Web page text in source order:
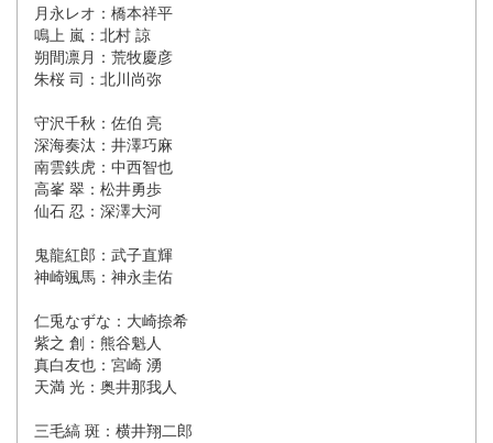
月永レオ：橋本祥平
鳴上 嵐：北村 諒
朔間凛月：荒牧慶彦
朱桜 司：北川尚弥
守沢千秋：佐伯 亮
深海奏汰：井澤巧麻
南雲鉄虎：中西智也
高峯 翠：松井勇歩
仙石 忍：深澤大河
鬼龍紅郎：武子直輝
神崎颯馬：神永圭佑
仁兎なずな：大崎捺希
紫之 創：熊谷魁人
真白友也：宮崎 湧
天満 光：奥井那我人
三毛縞 斑：横井翔二郎